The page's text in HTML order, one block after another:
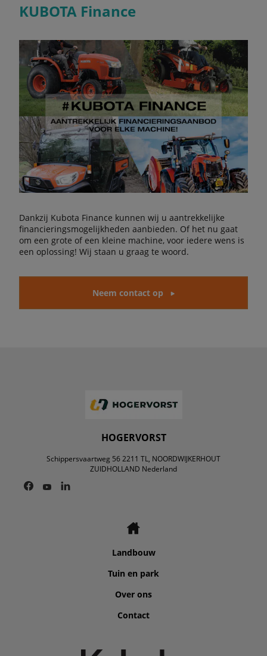
KUBOTA Finance
Dankzij Kubota Finance kunnen wij u aantrekkelijke
financieringsmogelijkheden aanbieden. Of het nu gaat
om een grote of een kleine machine, voor iedere wens is
een oplossing! Wij staan u graag te woord.
Neem contact op
HOGERVORST
Schippersvaartweg 56 2211 TL, NOORDWIJKERHOUT
ZUIDHOLLAND Nederland
Landbouw
Tuin en park
Over ons
Contact